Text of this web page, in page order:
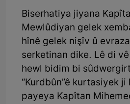
Biserhatiya jiyana
Mewlûdiyan gelek
hînê gelek nişîv û
serketinan dike. Lê di
hewl bidim bi
“Kurdbûn”ê kurtasiyek
payeya Kapîtan